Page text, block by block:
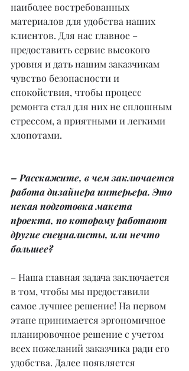
наиболее востребованных
материалов для удобства наших
клиентов. Для нас главное –
предоставить сервис высокого
уровня и дать нашим заказчикам
чувство безопасности и
спокойствия, чтобы процесс
ремонта стал для них не сплошным
стрессом, а приятными и легкими
хлопотами.
– Расскажите, в чем заключается
работа дизайнера интерьера. Это
некая подготовка макета
проекта, по которому работают
другие специалисты, или нечто
большее?
– Наша главная задача заключается
в том, чтобы мы предоставили
самое лучшее решение! На первом
этапе принимается эргономичное
планировочное решение с учетом
всех пожеланий заказчика ради его
удобства. Далее появляется